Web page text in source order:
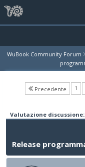
WuBook Community Forum
Precedente 1
Valutazione discussione:
Release